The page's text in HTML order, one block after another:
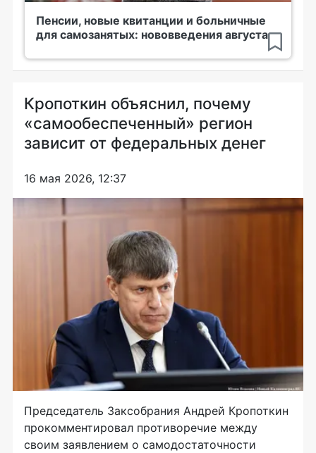
Пенсии, новые квитанции и больничные
для самозанятых: нововведения августа
Кропоткин объяснил, почему
«самообеспеченный» регион
зависит от федеральных денег
16 мая 2026, 12:37
Председатель Заксобрания Андрей Кропоткин
прокомментировал противоречие между
своим заявлением о самодостаточности